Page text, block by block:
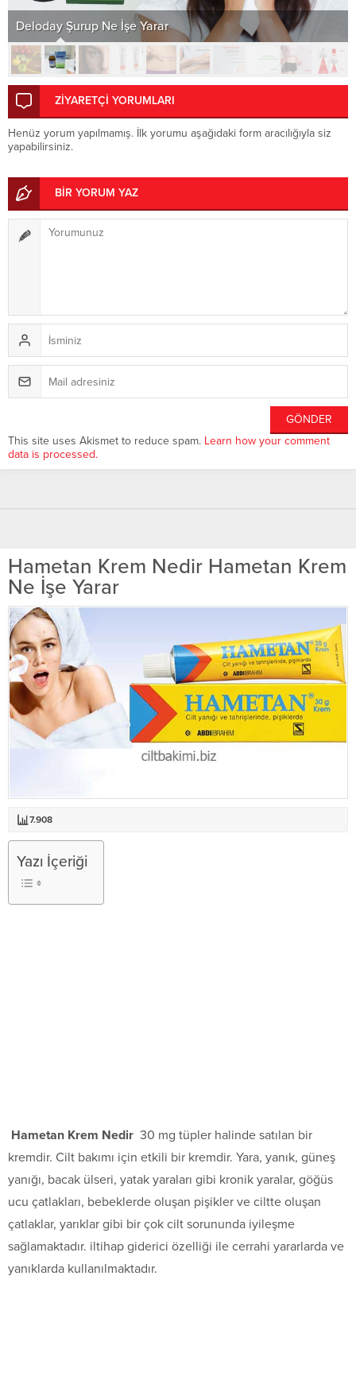
Deloday Şurup Ne İşe Yarar
ZİYARETÇİ YORUMLARI
Henüz yorum yapılmamış. İlk yorumu aşağıdaki form aracılığıyla siz
yapabilirsiniz.
BİR YORUM YAZ
This site uses Akismet to reduce spam. Learn how your comment
data is processed.
Hametan Krem Nedir Hametan Krem
Ne İşe Yarar
7.908
Yazı İçeriği
Hametan Krem Nedir 30 mg tüpler halinde satılan bir
kremdir. Cilt bakımı için etkili bir kremdir. Yara, yanık, güneş
yanığı, bacak ülseri, yatak yaraları gibi kronik yaralar, göğüs
ucu çatlakları, bebeklerde oluşan pişikler ve ciltte oluşan
çatlaklar, yarıklar gibi bir çok cilt sorununda iyileşme
sağlamaktadır. iltihap giderici özelliği ile cerrahi yararlarda ve
yanıklarda kullanılmaktadır.